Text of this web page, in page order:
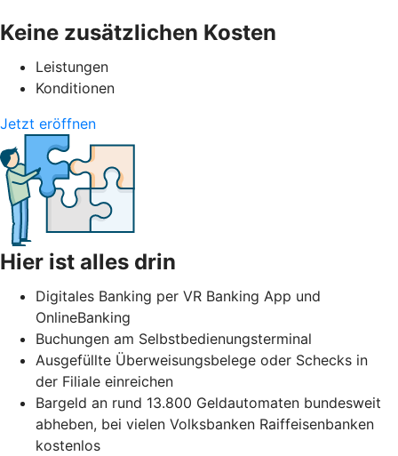
Keine zusätzlichen Kosten
Leistungen
Konditionen
Jetzt eröffnen
Hier ist alles drin
Digitales Banking per VR Banking App und
OnlineBanking
Buchungen am Selbstbedienungsterminal
Ausgefüllte Überweisungsbelege oder Schecks in
der Filiale einreichen
Bargeld an rund 13.800 Geldautomaten bundesweit
abheben, bei vielen Volksbanken Raiffeisenbanken
kostenlos